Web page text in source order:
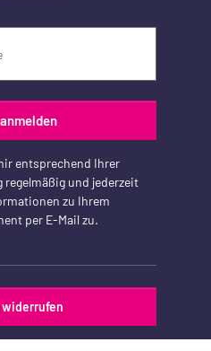
entsprechend Ihrer
regelmäßig und jederzeit
zu Ihrem
per E-Mail zu.